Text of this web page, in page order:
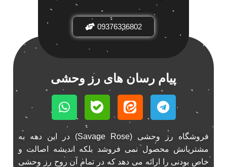
اسپیکر فابریک خودرو
اسپیکر فابریک ناکامیچی 1
اسپیکر ماشین ناکامیچی
اسپیکر ناکامیچی
اینترفیس پژو 206
بازی ایرانی جالیز
بازی جالیز
بازی فکری جالیز
1
باند 6928
09376336802
پیام رسان های رز وحشی
فروشگاه رز وحشی (Savage Rose) در این دهه به
مشتریانش محصول نمی فروشد بلکه اندیشه اصالت و
خاص بودنی را ارائه می دهد که در تمام آن روح رز وحشی